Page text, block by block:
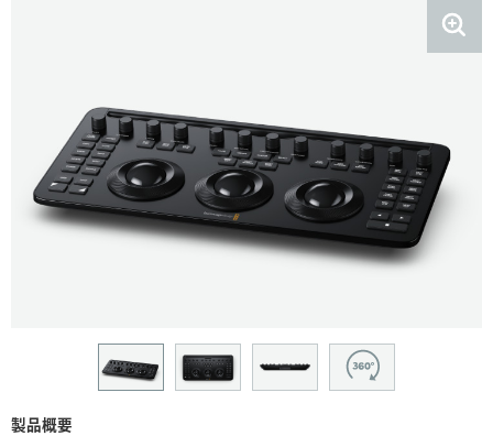
Canada
China
Denmark
Finland
Germany
Hong Kong SAR, China
製品概要